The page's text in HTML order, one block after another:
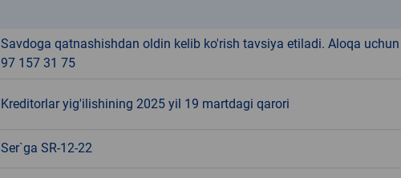
Savdoga qatnashishdan oldin kelib ko'rish tavsiya etiladi. Aloqa uchun
97 157 31 75
Kreditorlar yig'ilishining 2025 yil 19 martdagi qarori
Ser`ga SR-12-22